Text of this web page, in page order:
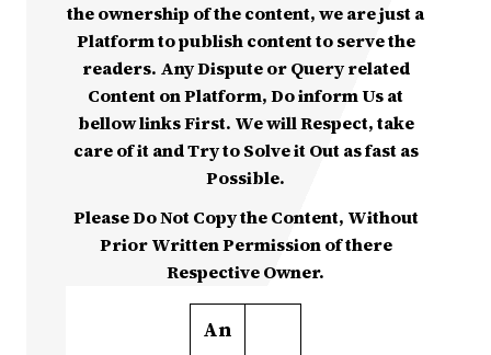
the ownership of the content, we are just a
Platform to publish content to serve the
readers. Any Dispute or Query related
Content on Platform, Do inform Us at
bellow links First. We will Respect, take
care of it and Try to Solve it Out as fast as
Possible.
Please Do Not Copy the Content, Without
Prior Written Permission of there
Respective Owner.
An